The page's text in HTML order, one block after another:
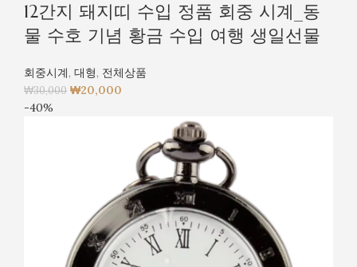
12간지 돼지띠 수입 정품 회중 시계_동
물 수호 기념 황금 수입 여행 생일선물
회중시계, 대형, 전체상품
₩30,000 ₩20,000
-40%